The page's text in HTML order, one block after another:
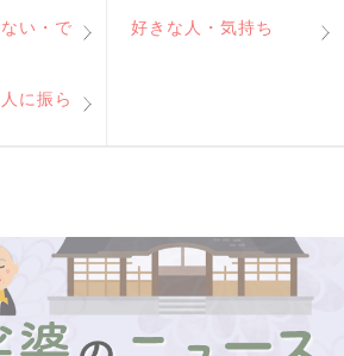
い・で
好きな人・気持ち
に振ら